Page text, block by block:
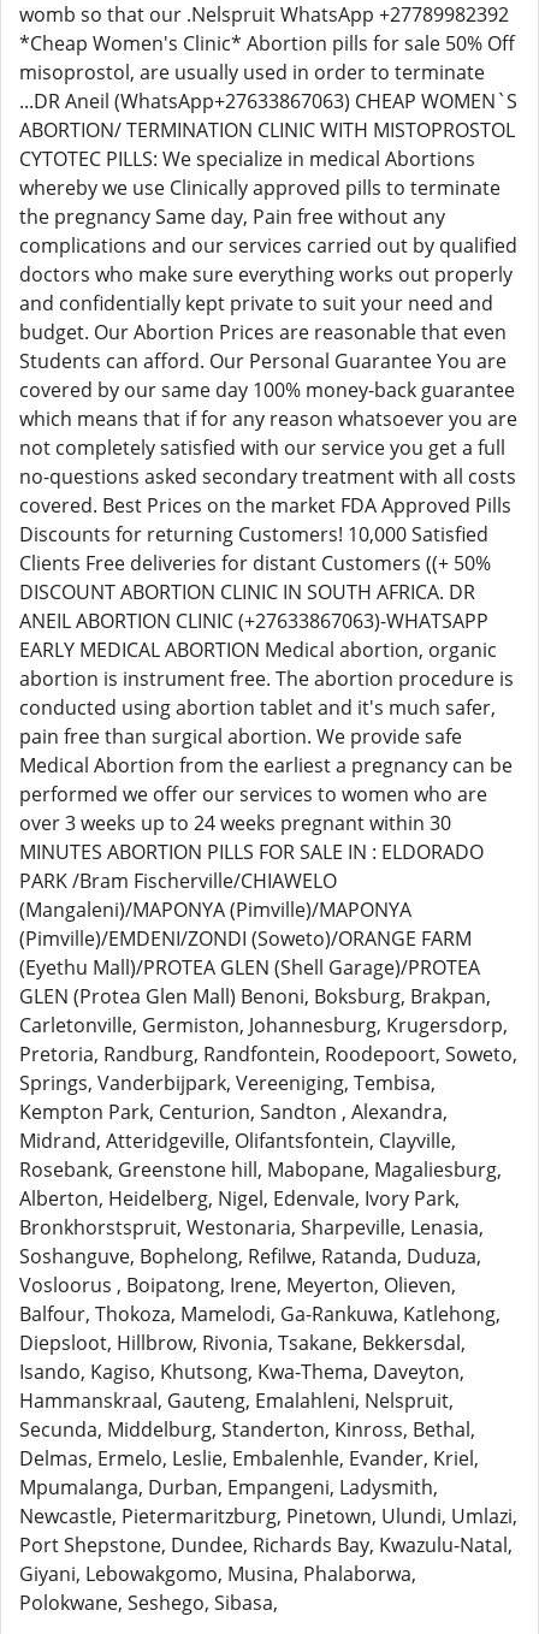
womb so that our .Nelspruit WhatsApp +27789982392
*Cheap Women's Clinic* Abortion pills for sale 50% Off
misoprostol, are usually used in order to terminate
...DR Aneil (WhatsApp+27633867063) CHEAP WOMEN`S
ABORTION/ TERMINATION CLINIC WITH MISTOPROSTOL
CYTOTEC PILLS: We specialize in medical Abortions
whereby we use Clinically approved pills to terminate
the pregnancy Same day, Pain free without any
complications and our services carried out by qualified
doctors who make sure everything works out properly
and confidentially kept private to suit your need and
budget. Our Abortion Prices are reasonable that even
Students can afford. Our Personal Guarantee You are
covered by our same day 100% money-back guarantee
which means that if for any reason whatsoever you are
not completely satisfied with our service you get a full
no-questions asked secondary treatment with all costs
covered. Best Prices on the market FDA Approved Pills
Discounts for returning Customers! 10,000 Satisfied
Clients Free deliveries for distant Customers ((+ 50%
DISCOUNT ABORTION CLINIC IN SOUTH AFRICA. DR
ANEIL ABORTION CLINIC (+27633867063)-WHATSAPP
EARLY MEDICAL ABORTION Medical abortion, organic
abortion is instrument free. The abortion procedure is
conducted using abortion tablet and it's much safer,
pain free than surgical abortion. We provide safe
Medical Abortion from the earliest a pregnancy can be
performed we offer our services to women who are
over 3 weeks up to 24 weeks pregnant within 30
MINUTES ABORTION PILLS FOR SALE IN : ELDORADO
PARK /Bram Fischerville/CHIAWELO
(Mangaleni)/MAPONYA (Pimville)/MAPONYA
(Pimville)/EMDENI/ZONDI (Soweto)/ORANGE FARM
(Eyethu Mall)/PROTEA GLEN (Shell Garage)/PROTEA
GLEN (Protea Glen Mall) Benoni, Boksburg, Brakpan,
Carletonville, Germiston, Johannesburg, Krugersdorp,
Pretoria, Randburg, Randfontein, Roodepoort, Soweto,
Springs, Vanderbijpark, Vereeniging, Tembisa,
Kempton Park, Centurion, Sandton , Alexandra,
Midrand, Atteridgeville, Olifantsfontein, Clayville,
Rosebank, Greenstone hill, Mabopane, Magaliesburg,
Alberton, Heidelberg, Nigel, Edenvale, Ivory Park,
Bronkhorstspruit, Westonaria, Sharpeville, Lenasia,
Soshanguve, Bophelong, Refilwe, Ratanda, Duduza,
Vosloorus , Boipatong, Irene, Meyerton, Olieven,
Balfour, Thokoza, Mamelodi, Ga-Rankuwa, Katlehong,
Diepsloot, Hillbrow, Rivonia, Tsakane, Bekkersdal,
Isando, Kagiso, Khutsong, Kwa-Thema, Daveyton,
Hammanskraal, Gauteng, Emalahleni, Nelspruit,
Secunda, Middelburg, Standerton, Kinross, Bethal,
Delmas, Ermelo, Leslie, Embalenhle, Evander, Kriel,
Mpumalanga, Durban, Empangeni, Ladysmith,
Newcastle, Pietermaritzburg, Pinetown, Ulundi, Umlazi,
Port Shepstone, Dundee, Richards Bay, Kwazulu-Natal,
Giyani, Lebowakgomo, Musina, Phalaborwa,
Polokwane, Seshego, Sibasa,